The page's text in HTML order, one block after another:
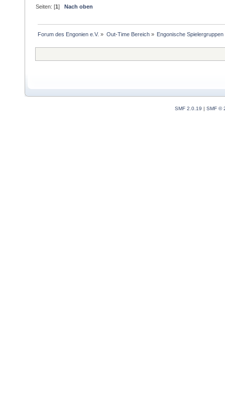
Seiten: [1] Nach oben
Forum des Engonien e.V. » Out-Time Bereich» Engonische Spielergruppen
SMF 2.0.19 | SMF ©